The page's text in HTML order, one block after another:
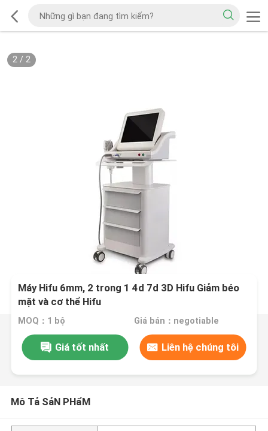
2/ 2
Máy Hifu 6mm, 2 trong 1 4d 7d 3D Hifu Giảm béo
mặt và cơ thể Hifu
MOQ：1 bộ Giá bán：negotiable
Giá tốt nhất Liên hệ chúng tôi
Mô Tả SảN PHẩM